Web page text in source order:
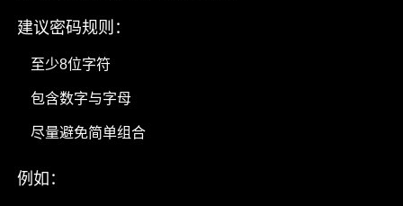
建议密码规则：
至少8位字符
包含数字与字母
尽量避免简单组合
例如：